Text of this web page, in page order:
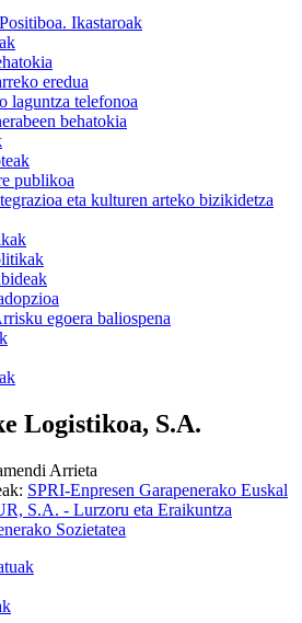
Ikastaroak
eredua
laguntza telefonoa
behatokia
publikoa
eta kulturen arteko bizikidetza
egoera baliospena
Logistikoa, S.A.
Arrieta
: SPRI-Enpresen Garapenerako Euskal
S.A. - Lurzoru eta Eraikuntza
Sozietatea